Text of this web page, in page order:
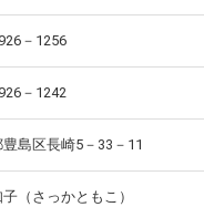
－1256
－1242
島区長崎5－33－11
（さっかともこ）